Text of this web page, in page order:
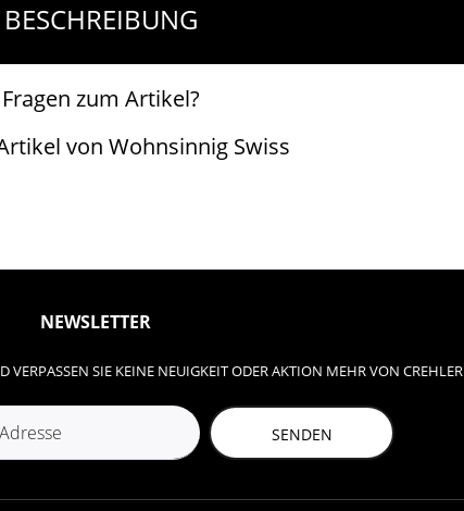
BESCHREIBUNG
Fragen zum Artikel?
von Wohnsinnig Swiss
NEWSLETTER
SIE KEINE NEUIGKEIT ODER AKTION MEHR VON
SENDEN